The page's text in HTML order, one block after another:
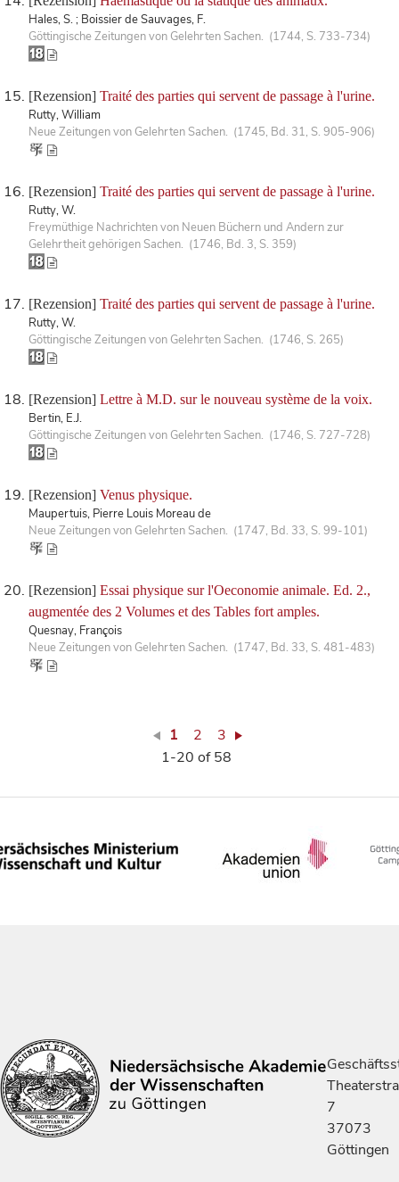
Hales, S. ; Boissier de Sauvages, F.
Göttingische Zeitungen von Gelehrten Sachen. (1744, S. 733-734)
[Rezension] Traité des parties qui servent de passage à l'urine.
Rutty, William
Neue Zeitungen von Gelehrten Sachen. (1745, Bd. 31, S. 905-906)
[Rezension] Traité des parties qui servent de passage à l'urine.
Rutty, W.
Freymüthige Nachrichten von Neuen Büchern und Andern zur
Gelehrtheit gehörigen Sachen. (1746, Bd. 3, S. 359)
[Rezension] Traité des parties qui servent de passage à l'urine.
Rutty, W.
Göttingische Zeitungen von Gelehrten Sachen. (1746, S. 265)
[Rezension] Lettre à M.D. sur le nouveau système de la voix.
Bertin, E.J.
Göttingische Zeitungen von Gelehrten Sachen. (1746, S. 727-728)
[Rezension] Venus physique.
Maupertuis, Pierre Louis Moreau de
Neue Zeitungen von Gelehrten Sachen. (1747, Bd. 33, S. 99-101)
[Rezension] Essai physique sur l'Oeconomie animale. Ed. 2.,
augmentée des 2 Volumes et des Tables fort amples.
Quesnay, François
Neue Zeitungen von Gelehrten Sachen. (1747, Bd. 33, S. 481-483)
1 2
3
1-20 of 58
7
37073
Göttingen